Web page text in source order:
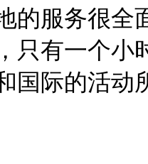
的服务很全
只有一个小
国际的活动